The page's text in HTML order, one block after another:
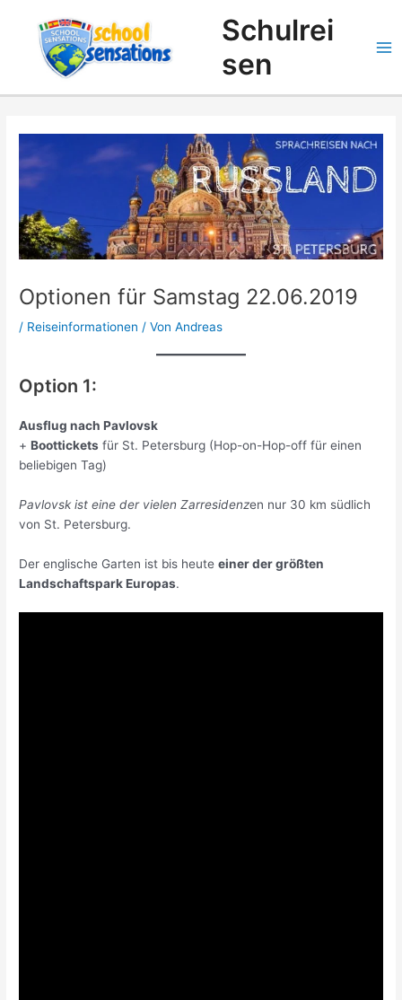
springen
Schulrei
sen
Optionen für Samstag 22.06.2019
/ Reiseinformationen / VonAndreas
Option 1:
Ausflug nach Pavlovsk
+Boottickets für St. Petersburg (Hop-on-Hop-off für einen
beliebigen Tag)
Pavlovsk ist eine der vielen Zarresidenzen nur 30 km südlich
von St. Petersburg.
Der englische Garten ist bis heuteeiner der größten
Landschaftspark Europas.